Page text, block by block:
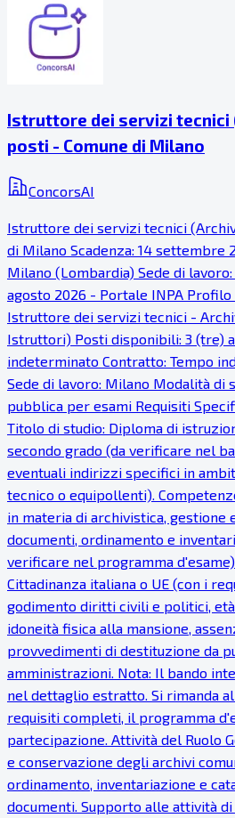
Istruttore dei servizi tecnici
posti - Comune di Milano
ConcorsAI
Istruttore dei servizi tecnici
di Milano Scadenza: 14 settembre
Milano (Lombardia) Sede di
agosto 2026 - Portale INPA Profilo
Istruttore dei servizi tecnici -
Istruttori) Posti disponibili: 3 (tre)
indeterminato Contratto: Tempo
Sede di lavoro: Milano Modalità di
pubblica per esami Requisiti
Titolo di studio: Diploma di
secondo grado (da verificare nel
eventuali indirizzi specifici in
tecnico o equipollenti).
in materia di archivistica, gestione
documenti, ordinamento e
verificare nel programma
Cittadinanza italiana o UE (con i
godimento diritti civili e politici, età
idoneità fisica alla mansione,
provvedimenti di destituzione da
amministrazioni. Nota: Il bando
nel dettaglio estratto. Si rimanda
requisiti completi, il programma
partecipazione. Attività del Ruolo
e conservazione degli archivi
ordinamento, inventariazione e
documenti. Supporto alle attività